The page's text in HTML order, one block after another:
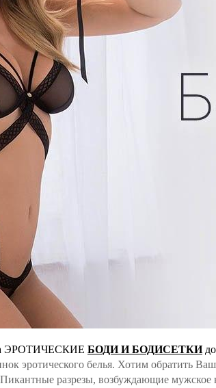
ЭРОТИЧЕСКИЕ БОДИ И БОДИСЕТКИ
эротического белья. Хотим обратить
разрезы, возбуждающие